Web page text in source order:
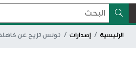
الرئيسية إصدارات تونس تزيح عن